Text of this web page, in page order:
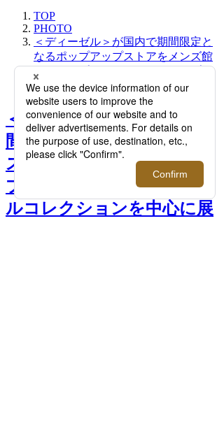
TOP
PHOTO
＜ディーゼル＞が国内で期間限定と
なるポップアップストアをメンズ館
にてオープン！2023年秋冬のカプセ
ルコレクションを中心に展開。
＜ディーゼル＞が国内で期
間限定となるポップアップ
ストアをメンズ館にてオー
プン！2023年秋冬のカプセ
ルコレクションを中心に展